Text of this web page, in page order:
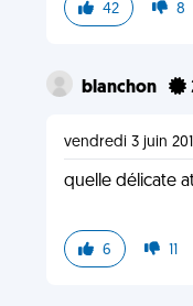
42 8
blanchon
vendredi 3 juin
quelle délicate
6 11